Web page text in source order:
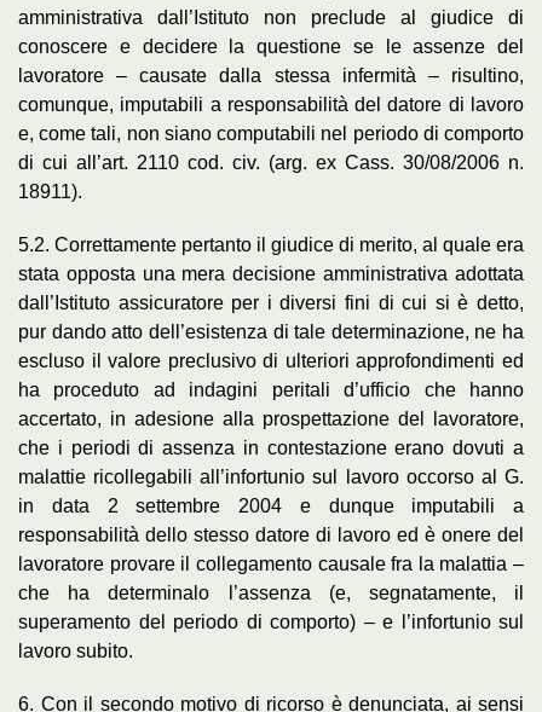
amministrativa dall’Istituto non preclude al giudice di
conoscere e decidere la questione se le assenze del
lavoratore – causate dalla stessa infermità – risultino,
comunque, imputabili a responsabilità del datore di lavoro
e, come tali, non siano computabili nel periodo di comporto
di cui all’art. 2110 cod. civ. (arg. ex Cass. 30/08/2006 n.
18911).
5.2. Correttamente pertanto il giudice di merito, al quale era
stata opposta una mera decisione amministrativa adottata
dall’Istituto assicuratore per i diversi fini di cui si è detto,
pur dando atto dell’esistenza di tale determinazione, ne ha
escluso il valore preclusivo di ulteriori approfondimenti ed
ha proceduto ad indagini peritali d’ufficio che hanno
accertato, in adesione alla prospettazione del lavoratore,
che i periodi di assenza in contestazione erano dovuti a
malattie ricollegabili all’infortunio sul lavoro occorso al G.
in data 2 settembre 2004 e dunque imputabili a
responsabilità dello stesso datore di lavoro ed è onere del
lavoratore provare il collegamento causale fra la malattia –
che ha determinalo l’assenza (e, segnatamente, il
superamento del periodo di comporto) – e l’infortunio sul
lavoro subito.
6. Con il secondo motivo di ricorso è denunciata, ai sensi